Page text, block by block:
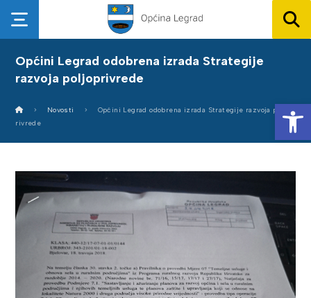
Općini Legrad odobrena izrada Strategije
razvoja poljoprivrede
Novosti
Općini Legrad odobrena izrada Strategije razvoja poljop
rivrede